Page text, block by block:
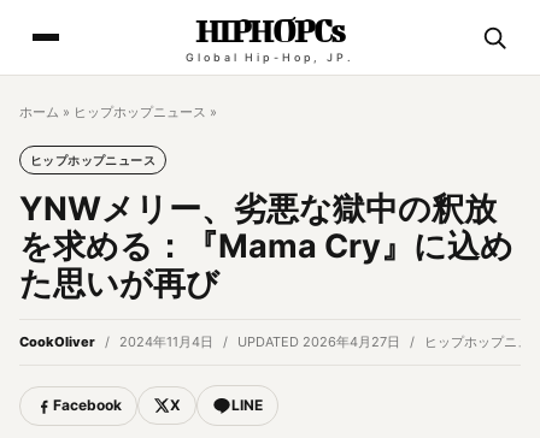
HIPHOPCs
Global Hip-Hop, JP.
ホーム » ヒップホップニュース »
ヒップホップニュース
YNWメリー、劣悪な獄中の釈放
を求める：『Mama Cry』に込め
た思いが再び
CookOliver 2024年11月4日 UPDATED 2026年4月27日 ヒップホップニュ
Facebook X LINE